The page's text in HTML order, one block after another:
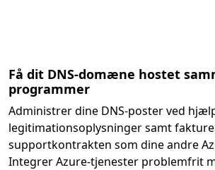
Få dit DNS-domæne hostet
programmer
Administrer dine DNS-poster ved
legitimationsoplysninger samt
supportkontrakten som dine andre
Integrer Azure-tjenester problemfrit